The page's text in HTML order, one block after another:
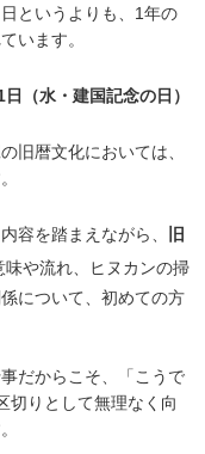
というよりも、1年の
います。
（水・建国記念の日）
旧暦文化においては、
容を踏まえながら、
旧
味や流れ、ヒヌカンの掃
について、初めての方
だからこそ、「こうで
切りとして無理なく向